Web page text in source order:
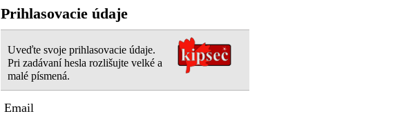
Prihlasovacie údaje
Uveďte svoje prihlasovacie údaje.
Pri zadávaní hesla rozlišujte velké a
malé písmená.
Email